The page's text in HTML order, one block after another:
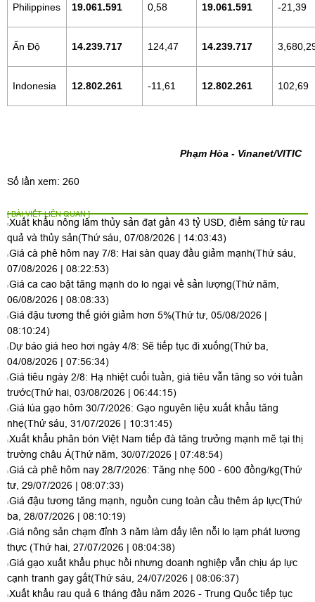
Philippines 19.061.591 0,58 19.061.591 -21,39
Ấn Độ 14.239.717 124,47 14.239.717
Indonesia 12.802.261 -11,61 12.802.261 102,69
Phạm Hòa - Vinanet/VITIC
Số lần xem: 260
[ BÀI VIẾT LIÊN QUAN ]
Xuất khẩu nông lâm thủy sản đạt gần 43 tỷ USD, điểm sáng từ rau
quả và thủy sản(Thứ sáu, 07/08/2026 | 14:03:43)
Giá cà phê hôm nay 7/8: Hai sàn quay đầu giảm mạnh(Thứ sáu,
07/08/2026 | 08:22:53)
Giá ca cao bật tăng mạnh do lo ngại về sản lượng(Thứ năm,
06/08/2026 | 08:08:33)
Giá đậu tương thế giới giảm hơn 5%(Thứ tư, 05/08/2026 |
08:10:24)
Dự báo giá heo hơi ngày 4/8: Sẽ tiếp tục đi xuống(Thứ ba,
04/08/2026 | 07:56:34)
Giá tiêu ngày 2/8: Hạ nhiệt cuối tuần, giá tiêu vẫn tăng so với tuần
trước(Thứ hai, 03/08/2026 | 06:44:15)
Giá lúa gạo hôm 30/7/2026: Gạo nguyên liệu xuất khẩu tăng
nhẹ(Thứ sáu, 31/07/2026 | 10:31:45)
Xuất khẩu phân bón Việt Nam tiếp đà tăng trưởng mạnh mẽ tại thị
trường châu Á(Thứ năm, 30/07/2026 | 07:48:54)
Giá cà phê hôm nay 28/7/2026: Tăng nhẹ 500 - 600 đồng/kg(Thứ
tư, 29/07/2026 | 08:07:33)
Giá đậu tương tăng mạnh, nguồn cung toàn cầu thêm áp lực(Thứ
ba, 28/07/2026 | 08:10:19)
Giá nông sản chạm đỉnh 3 năm làm dấy lên nỗi lo lạm phát lương
thực (Thứ hai, 27/07/2026 | 08:04:38)
Giá gạo xuất khẩu phục hồi nhưng doanh nghiệp vẫn chịu áp lực
cạnh tranh gay gắt(Thứ sáu, 24/07/2026 | 08:06:37)
Xuất khẩu rau quả 6 tháng đầu năm 2026 - Trung Quốc tiếp tục